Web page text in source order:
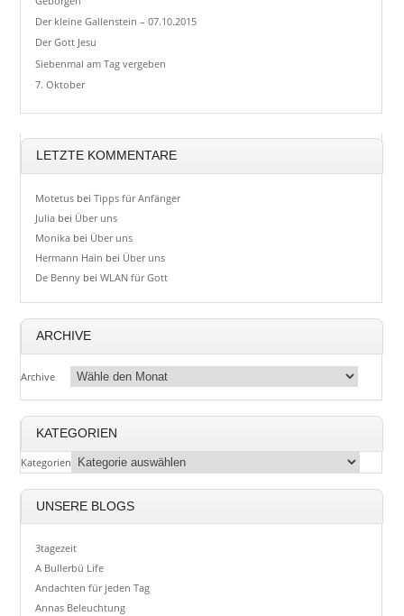
Der kleine Gallenstein – 07.10.2015
Der Gott Jesu
Siebenmal am Tag vergeben
7. Oktober
LETZTE KOMMENTARE
Motetus beiTipps für Anfänger
Julia bei Über uns
Monika bei Über uns
Hermann Hain bei Über uns
De Benny beiWLAN für Gott
ARCHIVE
Archive
KATEGORIEN
Kategorien
UNSERE BLOGS
3tagezeit
A Bullerbü Life
Andachten für jeden Tag
Annas Beleuchtung